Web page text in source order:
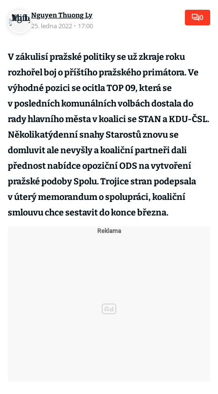
Nguyen Thuong Ly
25. ledna 2022 · 17:00
0
V zákulisí pražské politiky se už zkraje roku
rozhořel boj o příštího pražského primátora. Ve
výhodné pozici se ocitla TOP 09, která se
v posledních komunálních volbách dostala do
rady hlavního města v koalici se STAN a KDU-ČSL.
Několikatýdenní snahy Starostů znovu se
domluvit ale nevyšly a koaliční partneři dali
přednost nabídce opoziční ODS na vytvoření
pražské podoby Spolu. Trojice stran podepsala
v úterý memorandum o spolupráci, koaliční
smlouvu chce sestavit do konce března.